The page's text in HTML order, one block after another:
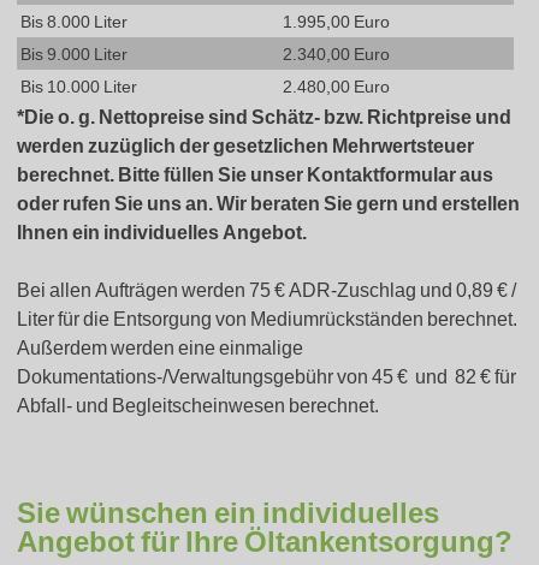
Bis 8.000 Liter
1.995,00 Euro
Bis 9.000 Liter
2.340,00 Euro
Bis 10.000 Liter
2.480,00 Euro
*Die o. g. Nettopreise sind Schätz- bzw. Richtpreise und
werden zuzüglich der gesetzlichen Mehrwertsteuer
berechnet. Bitte füllen Sie unser Kontaktformular aus
oder rufen Sie uns an. Wir beraten Sie gern und erstellen
Ihnen ein individuelles Angebot.
Bei allen Aufträgen werden 75 € ADR-Zuschlag und 0,89 € /
Liter für die Entsorgung von Mediumrückständen berechnet.
Außerdem werden eine einmalige
Dokumentations-/Verwaltungsgebühr von 45 € und 82 € für
Abfall- und Begleitscheinwesen berechnet.
Sie wünschen ein individuelles
Angebot für Ihre Öltankentsorgung?